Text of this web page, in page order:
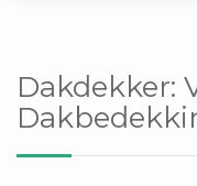
Dakdekker: